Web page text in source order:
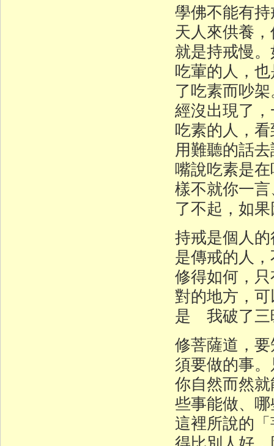
學佛不能有
天人來供養
就是持戒慢
吃葷的人，
了吃素而吵
經沒出現了
吃素的人，
用難聽的話
嘴說吃素是
樣不就你一
了不起，如
持戒是個人
是傳戒的人
修得如何，
對的地方，
是 我破了三
修菩薩道，
須要做的事
你自然而然
些事能做、
這裡所說的